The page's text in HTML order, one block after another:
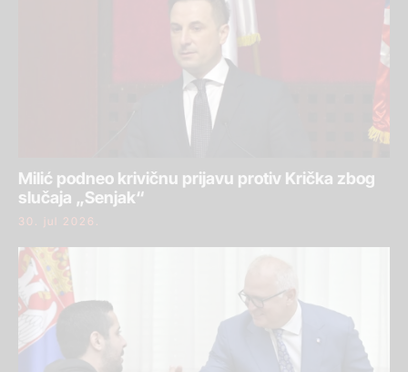
Milić podneo krivičnu prijavu protiv Krička zbog
slučaja „Senjak“
30. jul 2026.